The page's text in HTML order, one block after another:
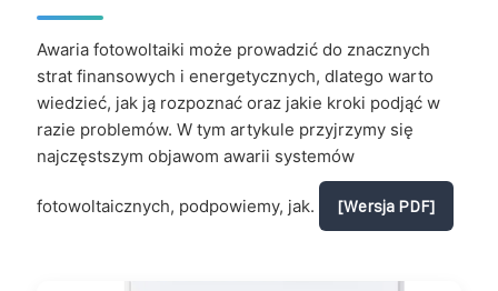
Awaria fotowoltaiki może prowadzić do znacznych
strat finansowych i energetycznych, dlatego warto
wiedzieć, jak ją rozpoznać oraz jakie kroki podjąć w
razie problemów. W tym artykule przyjrzymy się
najczęstszym objawom awarii systemów
fotowoltaicznych, podpowiemy, jak. [Wersja PDF]